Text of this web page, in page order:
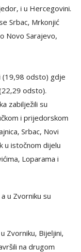
i u Hercegovini.
Srbac, Mrkonjić
Novo Sarajevo,
(19,98 odsto) gdje
odsto).
zabilježili su
i prijedorskom
Srbac, Novi
u istočnom dijelu
Loparama i
u Zvorniku su
Zvorniku, Bijeljini,
na drugom